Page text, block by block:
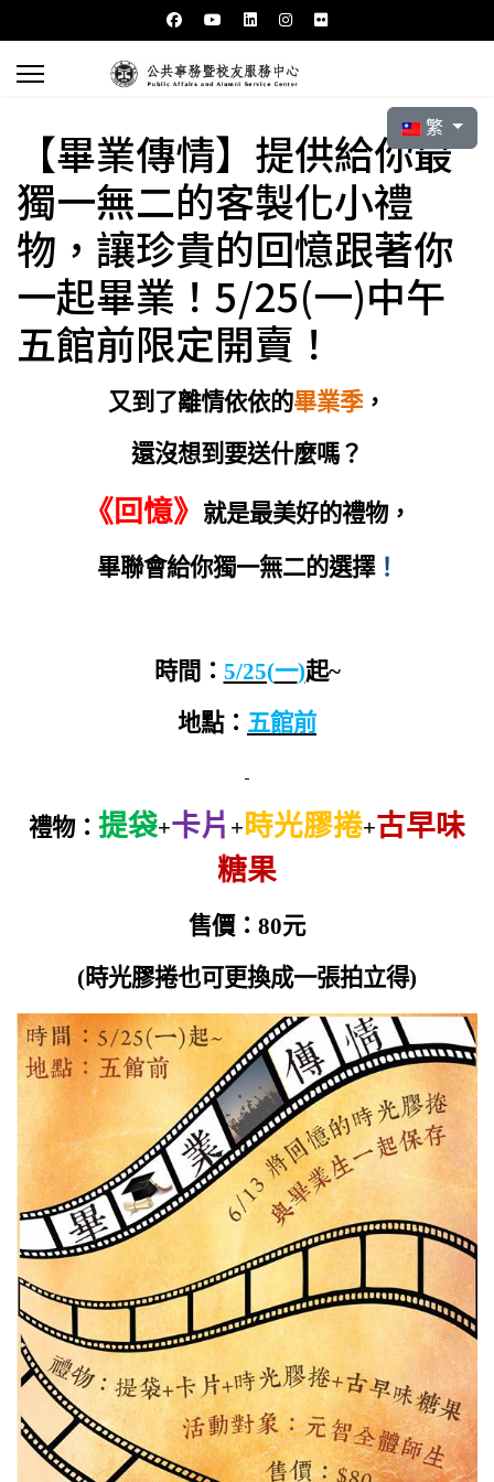
選擇你的語言
繁
【畢業傳情】提供給你最
獨一無二的客製化小禮
物，讓珍貴的回憶跟著你
一起畢業！5/25(一)中午
五館前限定開賣！
又到了離情依依的畢業季，
還沒想到要送什麼嗎？
《回憶》 就是最美好的禮物，
畢聯會給你獨一無二的選擇！
時間： 5/25(一)起~
地點： 五館前
禮物： 提袋+卡片 +時光膠捲+古早味
糖果
售價： 80元
(時光膠捲也可更換成一張拍立得)